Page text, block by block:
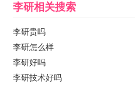
李研相关搜索
李研贵吗
李研怎么样
李研好吗
李研技术好吗